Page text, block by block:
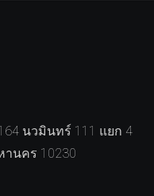
นวมินทร์ 111 แยก 4
านคร 10230